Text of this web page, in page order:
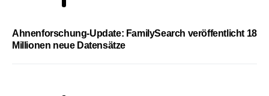
Ahnenforschung-Update: FamilySearch veröffentlicht 18
Millionen neue Datensätze